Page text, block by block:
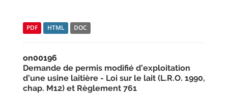
PDF HTML DOC
on00196
Demande de permis modifié d’exploitation
d’une usine laitière - Loi sur le lait (L.R.O. 1990,
chap. M12) et Règlement 761